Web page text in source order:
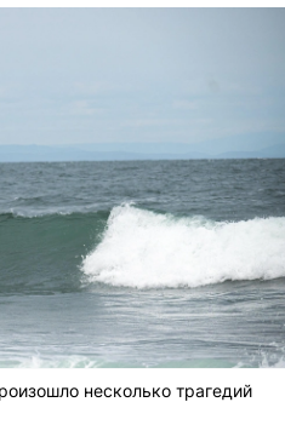
несколько трагедий